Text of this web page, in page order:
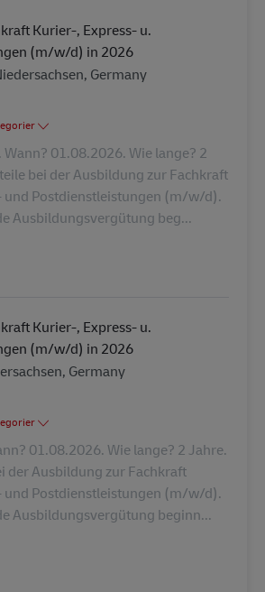
Kurier-, Express- u.
(m/w/d) in 2026
Germany
2 kategorier
01.08.2026. Wie lange? 2
bei der Ausbildung zur Fachkraft
und Postdienstleistungen (m/w/d).
Ausbildungsvergütung beg...
Kurier-, Express- u.
(m/w/d) in 2026
Germany
2 kategorier
01.08.2026. Wie lange? 2 Jahre.
der Ausbildung zur Fachkraft
und Postdienstleistungen (m/w/d).
Ausbildungsvergütung beginn...